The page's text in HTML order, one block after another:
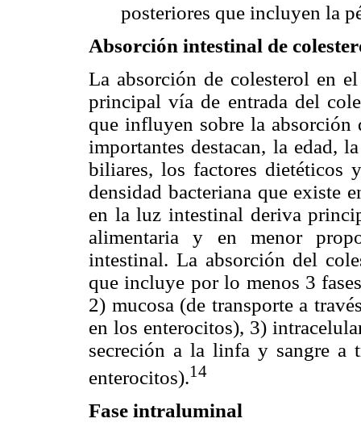
posteriores que incluyen la
Absorción intestinal de
La absorción de colesterol en
principal vía de entrada del
que influyen sobre la absorción
importantes destacan, la edad,
biliares, los factores dietéticos
densidad bacteriana que existe
en la luz intestinal deriva
alimentaria y en menor
intestinal. La absorción del
que incluye por lo menos 3
2) mucosa (de transporte a
en los enterocitos), 3)
secreción a la linfa y sangre a
enterocitos).14
Fase intraluminal